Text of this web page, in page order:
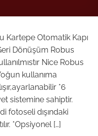
Kartepe Otomatik Kapı
Dönüşüm Robus
Nice Robus
kullanıma
*6
sistemine sahiptir.
fotoseli dışındaki
*Opsiyonel […]